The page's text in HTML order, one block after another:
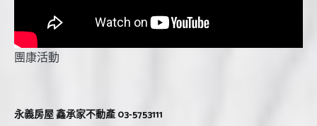
團康活動
永義房屋 鑫承家不動產 03-5753111